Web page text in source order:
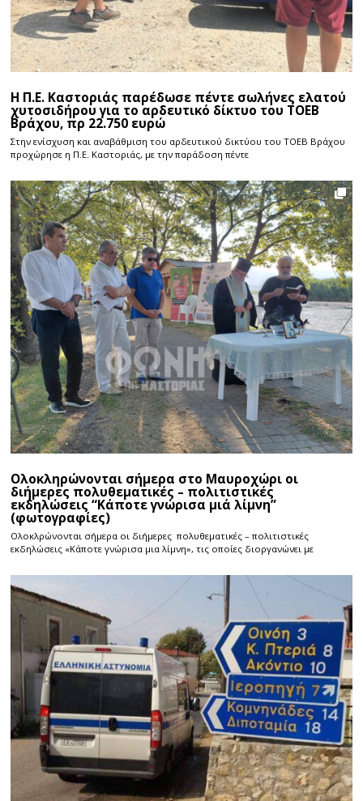
Η Π.Ε. Καστοριάς παρέδωσε πέντε σωλήνες ελατού
χυτοσιδήρου για το αρδευτικό δίκτυο του ΤΟΕΒ
Βράχου, πρ 22.750 ευρώ
Στην ενίσχυση και αναβάθμιση του αρδευτικού δικτύου του ΤΟΕΒ Βράχου
προχώρησε η Π.Ε. Καστοριάς, με την παράδοση πέντε
Ολοκληρώνονται σήμερα στο Μαυροχώρι οι
διήμερες πολυθεματικές – πολιτιστικές
εκδηλώσεις “Κάποτε γνώρισα μιά λίμνη”
(φωτογραφίες)
Ολοκλρώνονται σήμερα οι διήμερες πολυθεματικές – πολιτιστικές
εκδηλώσεις «Κάποτε γνώρισα μια λίμνη», τις οποίες διοργανώνει με